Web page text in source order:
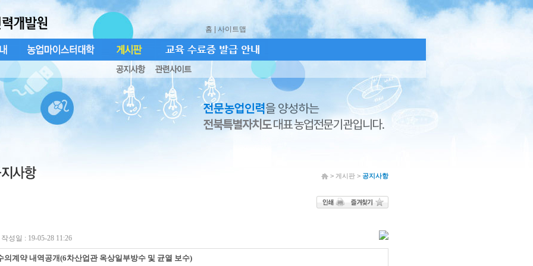
홈 | 사이트맵
> 게시판 > 공지사항
작성일 : 19-05-28 11:26
의계약 내역공개(6차산업관 옥상일부방수 및 균열 보수)